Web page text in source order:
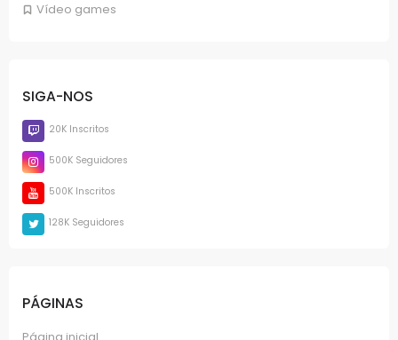
Vídeo games
SIGA-NOS
20K Inscritos
500K Seguidores
500K Inscritos
128K Seguidores
PÁGINAS
Página inicial